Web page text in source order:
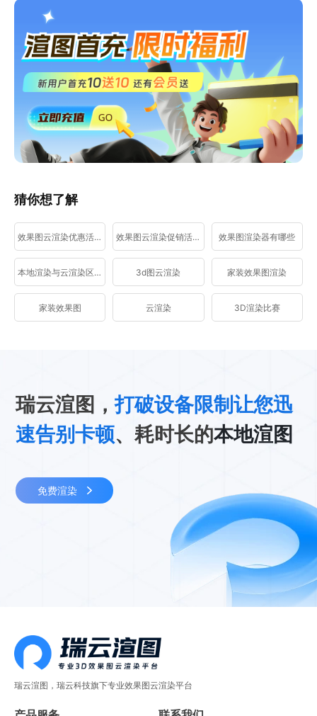
猜你想了解
效果图云渲染优惠活动 效果图云渲染促销活动 效果图渲染器有哪些
本地渲染与云渲染区别 3d图云渲染 家装效果图渲染
家装效果图 云渲染 3D渲染比赛
瑞云渲图，打破设备限制让您迅
速告别卡顿、耗时长的本地渲图
免费渲染
瑞云渲图，瑞云科技旗下专业效果图云渲染平台